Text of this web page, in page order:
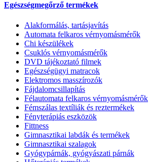
Egészségmegőrző termékek
Alakformálás, tartásjavítás
Automata felkaros vérnyomásmérők
Chi készülékek
Csuklós vérnyomásmérők
DVD tájékoztató filmek
Egészségügyi matracok
Elektromos masszírozók
Fájdalomcsillapítás
Félautomata felkaros vérnyomásmérők
Fémszálas textíliák és reztermékek
Fényterápiás eszközök
Fittness
Gimnasztikai labdák és termékek
Gimnasztikai szalagok
Gyógypárnák, gyógyászati párnák